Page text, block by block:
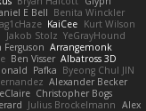
E Bell Benita Winckler
KaiCee Kurt Wilson
Jakob Stolz YeGrayHound
Ferguson Arrangemonk
Ben Visser Albatross 3D
Pafka Byeong Chul JIN
Alexander Becker
Christopher Bogs
Julius Brockelmann Alex